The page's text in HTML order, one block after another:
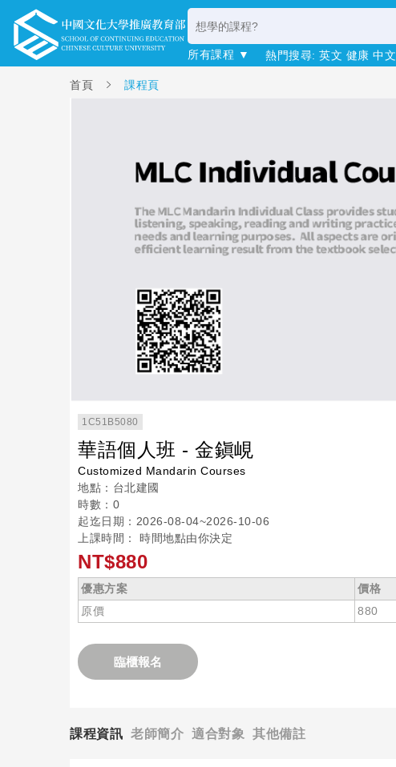
所有課程 ▼ 熱門搜尋: 英文 健康 中文
首頁 課程頁
1C51B5080
華語個人班 - 金鎭峴
Customized Mandarin Courses
地點：台北建國
時數：0
起迄日期：2026-08-04~2026-10-06
上課時間： 時間地點由你決定
NT$880
優惠方案 價格
原價
880
臨櫃報名
課程資訊 老師簡介 適合對象 其他備註